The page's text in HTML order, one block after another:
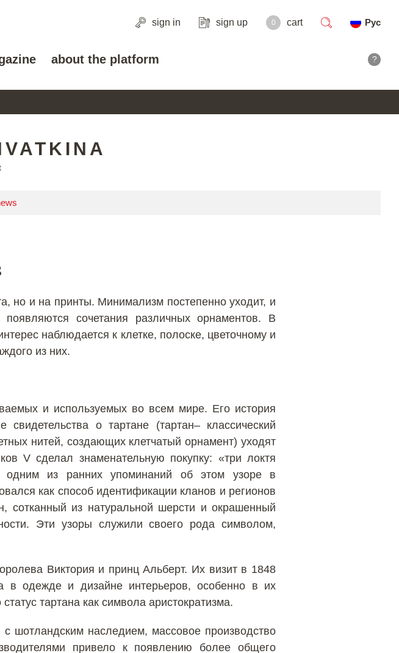
sign in sign up 0 cart
Рус
about the platform ?
но и на принты. Минимализм постепенно уходит, и
сочетания различных орнаментов. В
наблюдается к клетке, полоске, цветочному и
из них.
и используемых во всем мире. Его история
о тартане (тартан– классический
нитей, создающих клетчатый орнамент) уходят
V сделал знаменательную покупку: «три локтя
одним из ранних упоминаний об этом узоре в
как способ идентификации кланов и регионов
из натуральной шерсти и окрашенный
Эти узоры служили своего рода символом,
Виктория и принц Альберт. Их визит в 1848
в одежде и дизайне интерьеров, особенно в их
тартана как символа аристократизма.
шотландским наследием, массовое производство
привело к появлению более общего